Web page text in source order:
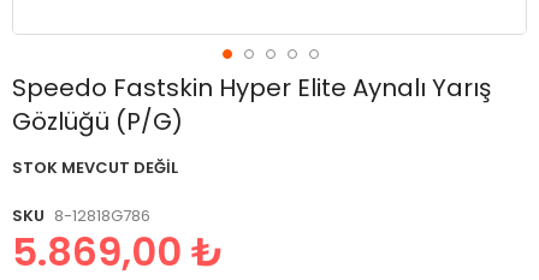
Speedo Fastskin Hyper Elite Aynalı Yarış
Gözlüğü (P/G)
STOK MEVCUT DEĞIL
SKU 8-12818G786
5.869,00 ₺
Resim
galerisinin
başlangıcına